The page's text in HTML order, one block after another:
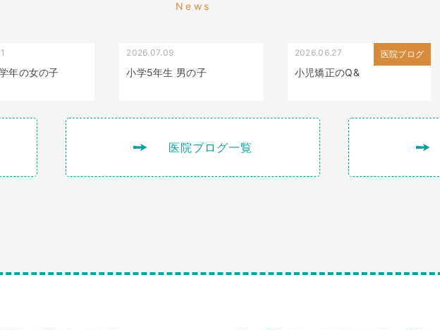
News
年の女の子
2026.07.09
小学5年生 男の子
医院ブログ
2026.06.27
小児矯正のQ&
医院ブログ一覧